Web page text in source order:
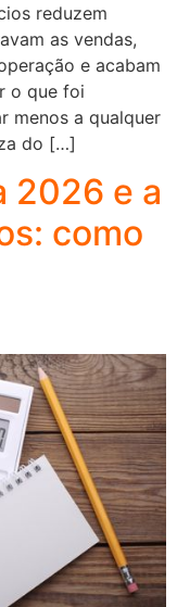
reduzem
as vendas,
e acabam
o que foi
menos a qualquer
do […]
2026 e a
como